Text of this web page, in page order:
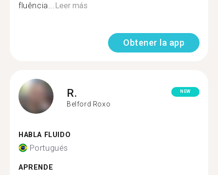
fluência...Leer más
Obtener la app
R.
Belford Roxo
NEW
HABLA FLUIDO
Portugués
APRENDE